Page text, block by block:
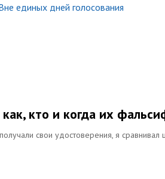
единых дней голосования
кто и когда их
свои удостоверения, я